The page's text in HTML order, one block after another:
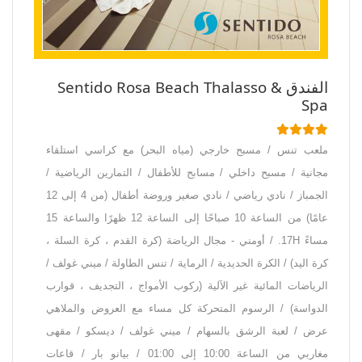
الفندق Sentido Rosa Beach Thalasso &
Spa
ملعب تنس / مسبح خارجي (مياه البحر) مع كراسي استلقاء
مجانية / مسبح داخلي / مسابح للأطفال / التمارين الرياضية /
الجمباز / نادي رياضي / نادي صغير وروضة أطفال (من 4 إلى 12
عامًا) من الساعة 10 صباحًا إلى الساعة 12 ظهرًا والساعة 15
مساءً 17H. / أومني - مجال الرياضة (كرة القدم ، كرة السلة ،
كرة اليد) / الكرة الحديدية / الرماية / تنس الطاولة / ميني غولف /
الرياضات المائية غير الآلية (ركوب الأمواج ، التجديف ، قوارب
الدواسة) / الرسوم المتحركة كل مساء مع العروض والملاهي
عرض / لعبة الرشق بالسهام / ميني غولف / ديسكو / مقهى
مغاربي من الساعة 10:00 إلى 01:00 / بيانو بار / قاعات